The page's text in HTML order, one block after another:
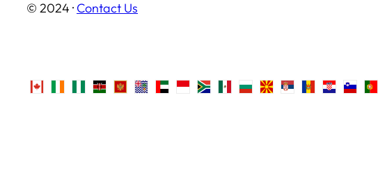
© 2024 · Contact Us